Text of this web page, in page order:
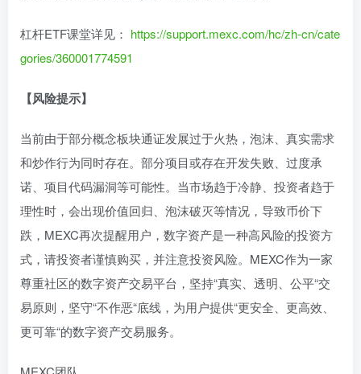
杠杆ETF课堂详见： https://support.mexc.com/hc/zh-cn/cate
gories/360001774591
【风险提示】
当前由于部分概念板块通证发展过于火热，泡沫、真实需求
和炒作行为同时存在。部分项目或存在开发失败、过度承
诺、项目代码漏洞等可能性。当市场趋于冷静、投资者趋于
理性时，会出现价值回归、泡沫破灭等情况，导致币价下
跌，MEXC再次提醒用户，数字资产是一种高风险的投资方
式，请投资者谨慎购买，并注意投资风险。MEXC作为一家
尊重社区的数字资产交易平台，坚持“真实、透明、公平“交
易原则，坚守“不作恶“底线，为用户提供“更安全、更高效、
更可靠“的数字资产交易服务。